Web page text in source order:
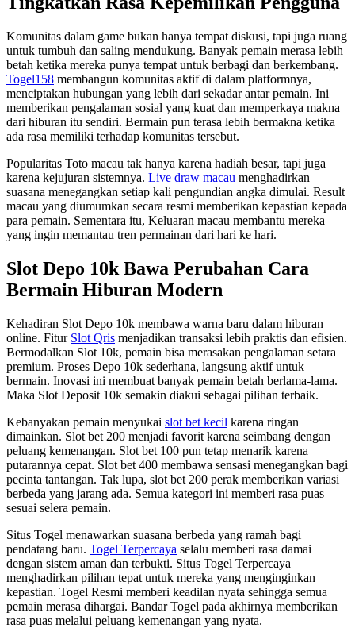
Komunitas dalam game bukan hanya tempat diskusi, tapi juga ruang
untuk tumbuh dan saling mendukung. Banyak pemain merasa lebih
betah ketika mereka punya tempat untuk berbagi dan berkembang.
Togel158 membangun komunitas aktif di dalam platformnya,
menciptakan hubungan yang lebih dari sekadar antar pemain. Ini
memberikan pengalaman sosial yang kuat dan memperkaya makna
dari hiburan itu sendiri. Bermain pun terasa lebih bermakna ketika
ada rasa memiliki terhadap komunitas tersebut.
Popularitas Toto macau tak hanya karena hadiah besar, tapi juga
karena kejujuran sistemnya. Live draw macau menghadirkan
suasana menegangkan setiap kali pengundian angka dimulai. Result
macau yang diumumkan secara resmi memberikan kepastian kepada
para pemain. Sementara itu, Keluaran macau membantu mereka
yang ingin memantau tren permainan dari hari ke hari.
Slot Depo 10k Bawa Perubahan Cara
Bermain Hiburan Modern
Kehadiran Slot Depo 10k membawa warna baru dalam hiburan
online. Fitur Slot Qris menjadikan transaksi lebih praktis dan efisien.
Bermodalkan Slot 10k, pemain bisa merasakan pengalaman setara
premium. Proses Depo 10k sederhana, langsung aktif untuk
bermain. Inovasi ini membuat banyak pemain betah berlama-lama.
Maka Slot Deposit 10k semakin diakui sebagai pilihan terbaik.
Kebanyakan pemain menyukai slot bet kecil karena ringan
dimainkan. Slot bet 200 menjadi favorit karena seimbang dengan
peluang kemenangan. Slot bet 100 pun tetap menarik karena
putarannya cepat. Slot bet 400 membawa sensasi menegangkan bagi
pecinta tantangan. Tak lupa, slot bet 200 perak memberikan variasi
berbeda yang jarang ada. Semua kategori ini memberi rasa puas
sesuai selera pemain.
Situs Togel menawarkan suasana berbeda yang ramah bagi
pendatang baru. Togel Terpercaya selalu memberi rasa damai
dengan sistem aman dan terbukti. Situs Togel Terpercaya
menghadirkan pilihan tepat untuk mereka yang menginginkan
kepastian. Togel Resmi memberi keadilan nyata sehingga semua
pemain merasa dihargai. Bandar Togel pada akhirnya memberikan
rasa puas melalui peluang kemenangan yang nyata.